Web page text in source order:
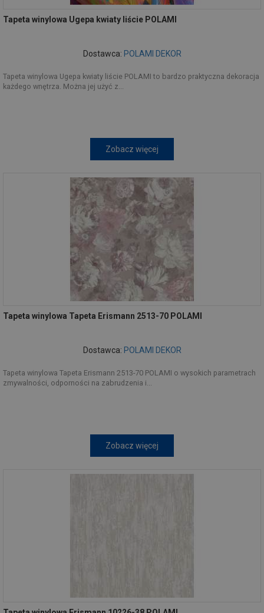
Tapeta winylowa Ugepa kwiaty liście POLAMI
Dostawca: POLAMI DEKOR
Tapeta winylowa Ugepa kwiaty liście POLAMI to bardzo praktyczna dekoracja
każdego wnętrza. Można jej użyć z...
Zobacz więcej
Tapeta winylowa Tapeta Erismann 2513-70 POLAMI
Dostawca: POLAMI DEKOR
Tapeta winylowa Tapeta Erismann 2513-70 POLAMI o wysokich parametrach
zmywalności, odporności na zabrudzenia i...
Zobacz więcej